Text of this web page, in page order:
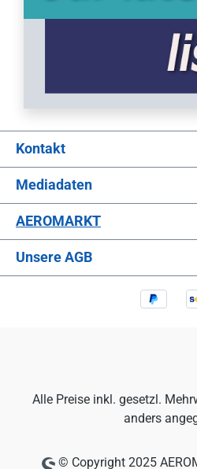
Kontakt
Mediadaten
AEROMARKT
Unsere AGB
Alle Preise inkl. gesetzl.
anders
© Copyright 2025